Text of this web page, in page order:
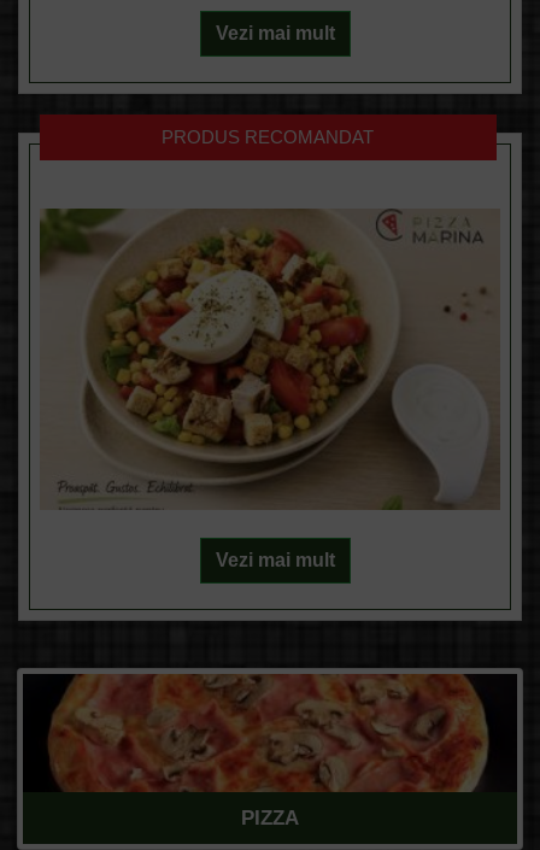
Vezi mai mult
PRODUS RECOMANDAT
Vezi mai mult
PIZZA